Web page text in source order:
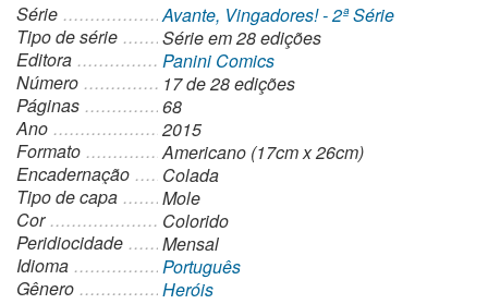
Série
Avante, Vingadores! - 2ª Série
Tipo de série
Sérieem 28 edições
Editora
Panini Comics
Número
17 de 28 edições
Páginas
68
Ano
2015
Formato
Americano (17cm x 26cm)
Encadernação
Colada
Tipo de capa
Mole
Cor
Colorido
Peridiocidade
Mensal
Idioma
Português
Gênero
Heróis